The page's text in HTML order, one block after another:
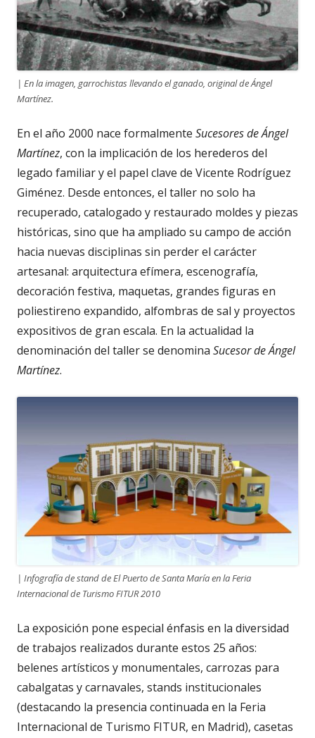
| En la imagen, garrochistas llevando el ganado, original de Ángel
Martínez.
En el año 2000 nace formalmente Sucesores de Ángel
Martínez, con la implicación de los herederos del
legado familiar y el papel clave de Vicente Rodríguez
Giménez. Desde entonces, el taller no solo ha
recuperado, catalogado y restaurado moldes y piezas
históricas, sino que ha ampliado su campo de acción
hacia nuevas disciplinas sin perder el carácter
artesanal: arquitectura efímera, escenografía,
decoración festiva, maquetas, grandes figuras en
poliestireno expandido, alfombras de sal y proyectos
expositivos de gran escala. En la actualidad la
denominación del taller se denomina Sucesor de Ángel
Martínez.
| Infografía de stand de El Puerto de Santa María en la Feria
Internacional de Turismo FITUR 2010
La exposición pone especial énfasis en la diversidad
de trabajos realizados durante estos 25 años:
belenes artísticos y monumentales, carrozas para
cabalgatas y carnavales, stands institucionales
(destacando la presencia continuada en la Feria
Internacional de Turismo FITUR, en Madrid), casetas